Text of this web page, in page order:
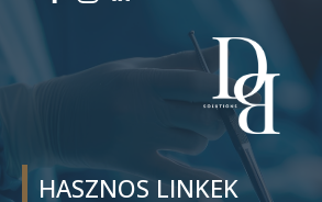
HASZNOS LINKEK